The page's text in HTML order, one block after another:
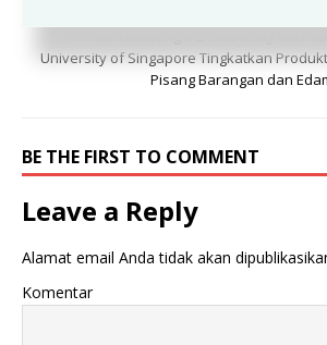
University of Singapore Tingkatkan
Pisang Barangan dan
BE THE FIRST TO COMMENT
Leave a Reply
Alamat email Anda tidak akan
Komentar